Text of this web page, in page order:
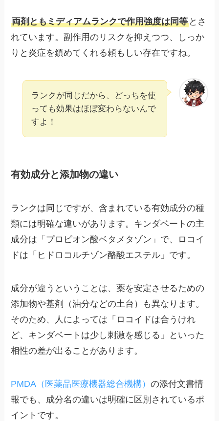
両剤ともミディアムランクで作用強度は同等 とさ
れています。副作用のリスクを抑えつつ、しっか
りと炎症を鎮めてくれる頼もしい存在ですね。
ランクが同じだから、どっちを使
っても効果はほぼ変わらないんで
すよ！
有効成分と添加物の違い
ランクは同じですが、含まれている有効成分の種
類には明確な違いがあります。キンダベートの主
成分は「プロピオン酸ベタメタゾン」で、ロコイ
ドは「ヒドロコルチゾン酪酸エステル」です。
成分が違うということは、薬を安定させるための
添加物や基剤（油分などの土台）も異なります。
そのため、人によっては「ロコイドは合うけれ
ど、キンダベートは少し刺激を感じる」といった
相性の差が出ることがあります。
PMDA（医薬品医療機器総合機構）の添付文書情
報でも、成分名の違いは明確に区別されているポ
イントです。